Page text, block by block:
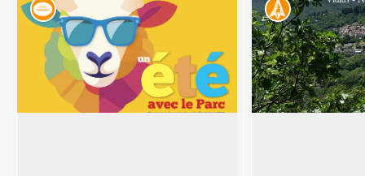
Eau Histoire